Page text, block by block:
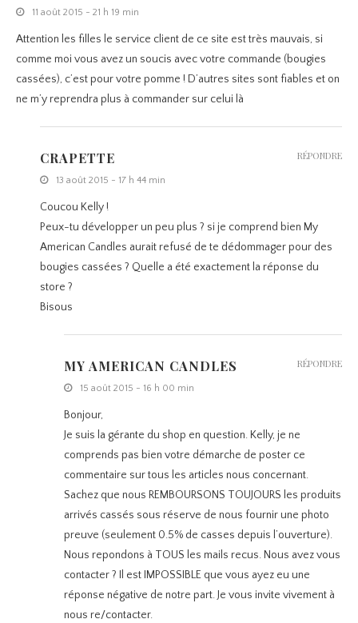
11 août 2015 - 21 h 19 min
Attention les filles le service client de ce site est très mauvais, si
comme moi vous avez un soucis avec votre commande (bougies
cassées), c’est pour votre pomme ! D’autres sites sont fiables et on
ne m’y reprendra plus à commander sur celui là
CRAPETTE
13 août 2015 - 17 h 44 min
Coucou Kelly !
Peux-tu développer un peu plus ? si je comprend bien My
American Candles aurait refusé de te dédommager pour des
bougies cassées ? Quelle a été exactement la réponse du
store ?
Bisous
RÉPONDRE
MY AMERICAN CANDLES
15 août 2015 - 16 h 00 min
Bonjour,
Je suis la gérante du shop en question. Kelly, je ne
comprends pas bien votre démarche de poster ce
commentaire sur tous les articles nous concernant.
Sachez que nous REMBOURSONS TOUJOURS les produits
arrivés cassés sous réserve de nous fournir une photo
preuve (seulement 0.5% de casses depuis l’ouverture).
Nous repondons à TOUS les mails recus. Nous avez vous
contacter ? Il est IMPOSSIBLE que vous ayez eu une
réponse négative de notre part. Je vous invite vivement à
nous re/contacter.
RÉPONDRE